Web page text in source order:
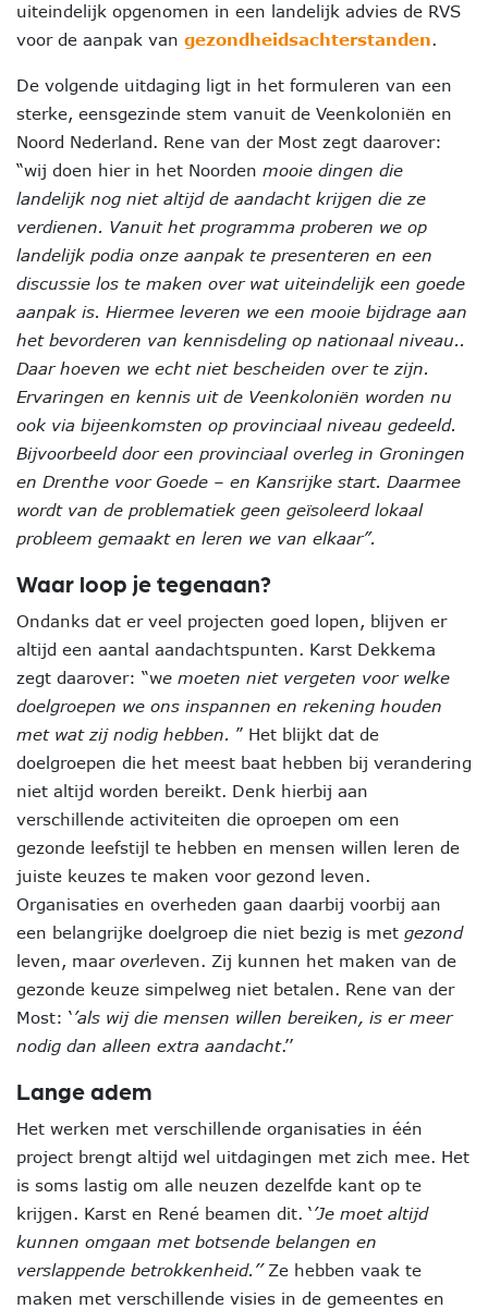
uiteindelijk opgenomen in een landelijk advies de RVS
voor de aanpak van gezondheidsachterstanden.
De volgende uitdaging ligt in het formuleren van een
sterke, eensgezinde stem vanuit de Veenkoloniën en
Noord Nederland. Rene van der Most zegt daarover:
“wij doen hier in het Noorden mooie dingen die
landelijk nog niet altijd de aandacht krijgen die ze
verdienen. Vanuit het programma proberen we op
landelijk podia onze aanpak te presenteren en een
discussie los te maken over wat uiteindelijk een goede
aanpak is. Hiermee leveren we een mooie bijdrage aan
het bevorderen van kennisdeling op nationaal niveau..
Daar hoeven we echt niet bescheiden over te zijn.
Ervaringen en kennis uit de Veenkoloniën worden nu
ook via bijeenkomsten op provinciaal niveau gedeeld.
Bijvoorbeeld door een provinciaal overleg in Groningen
en Drenthe voor Goede – en Kansrijke start. Daarmee
wordt van de problematiek geen geïsoleerd lokaal
probleem gemaakt en leren we van elkaar”.
Waar loop je tegenaan?
Ondanks dat er veel projecten goed lopen, blijven er
altijd een aantal aandachtspunten. Karst Dekkema
zegt daarover: “we moeten niet vergeten voor welke
doelgroepen we ons inspannen en rekening houden
met wat zij nodig hebben. ” Het blijkt dat de
doelgroepen die het meest baat hebben bij verandering
niet altijd worden bereikt. Denk hierbij aan
verschillende activiteiten die oproepen om een
gezonde leefstijl te hebben en mensen willen leren de
juiste keuzes te maken voor gezond leven.
Organisaties en overheden gaan daarbij voorbij aan
een belangrijke doelgroep die niet bezig is met gezond
leven, maar overleven. Zij kunnen het maken van de
gezonde keuze simpelweg niet betalen. Rene van der
Most: ‘’als wij die mensen willen bereiken, is er meer
nodig dan alleen extra aandacht.’’
Lange adem
Het werken met verschillende organisaties in één
project brengt altijd wel uitdagingen met zich mee. Het
is soms lastig om alle neuzen dezelfde kant op te
krijgen. Karst en René beamen dit. ‘’Je moet altijd
kunnen omgaan met botsende belangen en
verslappende betrokkenheid.’’Ze hebben vaak te
maken met verschillende visies in de gemeentes en